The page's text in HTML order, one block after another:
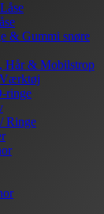
& Gummi snøre
Hår & Mobilstrop
ringe
Ringe